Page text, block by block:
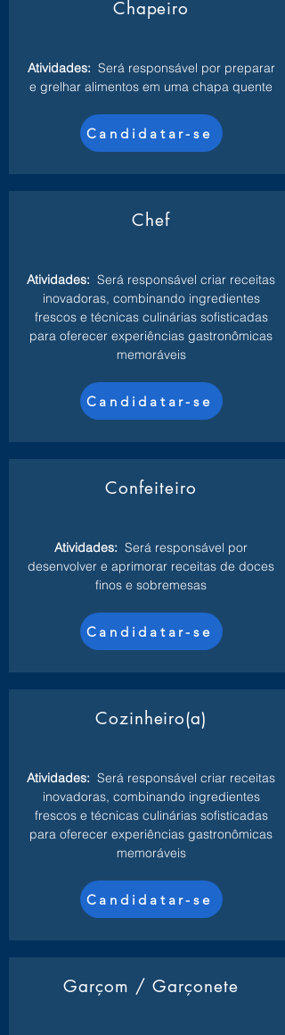
Chapeiro
Atividades: Será responsável por preparar
e grelhar alimentos em uma chapa quente
Candidatar-se
Chef
Atividades: Será responsável criar receitas
inovadoras, combinando ingredientes
frescos e técnicas culinárias sofisticadas
para oferecer experiências gastronômicas
memoráveis
Candidatar-se
Confeiteiro
Atividades: Será responsável por
desenvolver e aprimorar receitas de doces
finos e sobremesas
Candidatar-se
Cozinheiro(a)
Atividades: Será responsável criar receitas
inovadoras, combinando ingredientes
frescos e técnicas culinárias sofisticadas
para oferecer experiências gastronômicas
memoráveis
Candidatar-se
Garçom / Garçonete